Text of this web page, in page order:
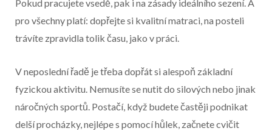
Pokud pracujete vsedě, pak i na zásady ideálního sezení. A
pro všechny platí: dopřejte si kvalitní matraci, na posteli
trávíte zpravidla tolik času, jako v práci.
V neposlední řadě je třeba dopřát si alespoň základní
fyzickou aktivitu. Nemusíte se nutit do silových nebo jinak
náročných sportů. Postačí, když budete častěji podnikat
delší procházky, nejlépe s pomocí hůlek, začnete cvičit